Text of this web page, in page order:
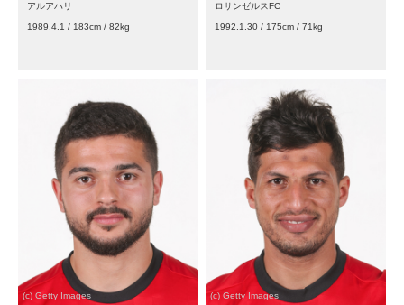
アルアハリ
1989.4.1 / 183cm / 82kg
ロサンゼルスFC
1992.1.30 / 175cm / 71kg